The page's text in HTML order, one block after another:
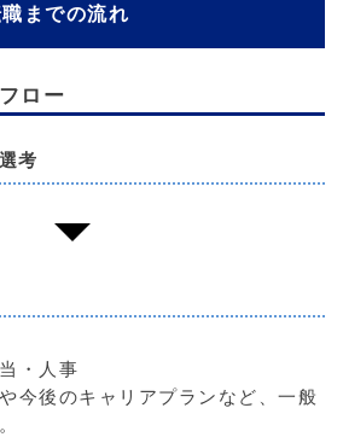
までの流れ
ロー
考
・人事
今後のキャリアプランなど、一般